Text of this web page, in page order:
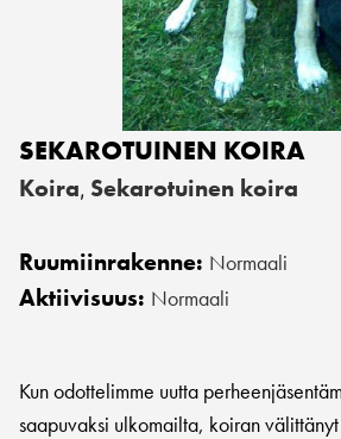
SEKAROTUINEN KOIRA
Koira, Sekarotuinen koira
Ruumiinrakenne: Normaali
Aktiivisuus: Normaali
Kun odottelimme uutta
saapuvaksi ulkomailta, koiran välittänyt